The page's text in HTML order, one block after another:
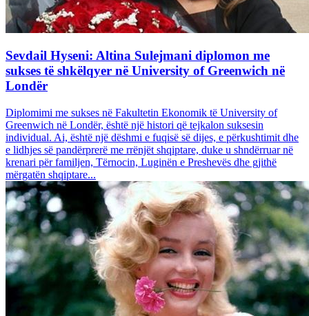
Sevdail Hyseni: Altina Sulejmani diplomon me
sukses të shkëlqyer në University of Greenwich në
Londër
Diplomimi me sukses në Fakultetin Ekonomik të University of
Greenwich në Londër, është një histori që tejkalon suksesin
individual. Ai, është një dëshmi e fuqisë së dijes, e përkushtimit dhe
e lidhjes së pandërprerë me rrënjët shqiptare, duke u shndërruar në
krenari për familjen, Tërnocin, Luginën e Preshevës dhe gjithë
mërgatën shqiptare...